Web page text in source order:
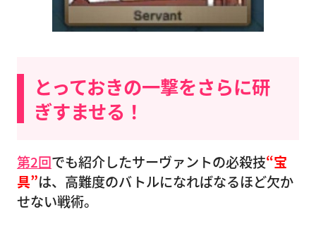
とっておきの一撃をさらに研
ぎすませる！
第2回でも紹介したサーヴァントの必殺技“宝
具”は、高難度のバトルになればなるほど欠か
せない戦術。